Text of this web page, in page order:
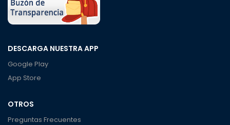
DESCARGA NUESTRA APP
Google Play
App Store
OTROS
Preguntas Frecuentes